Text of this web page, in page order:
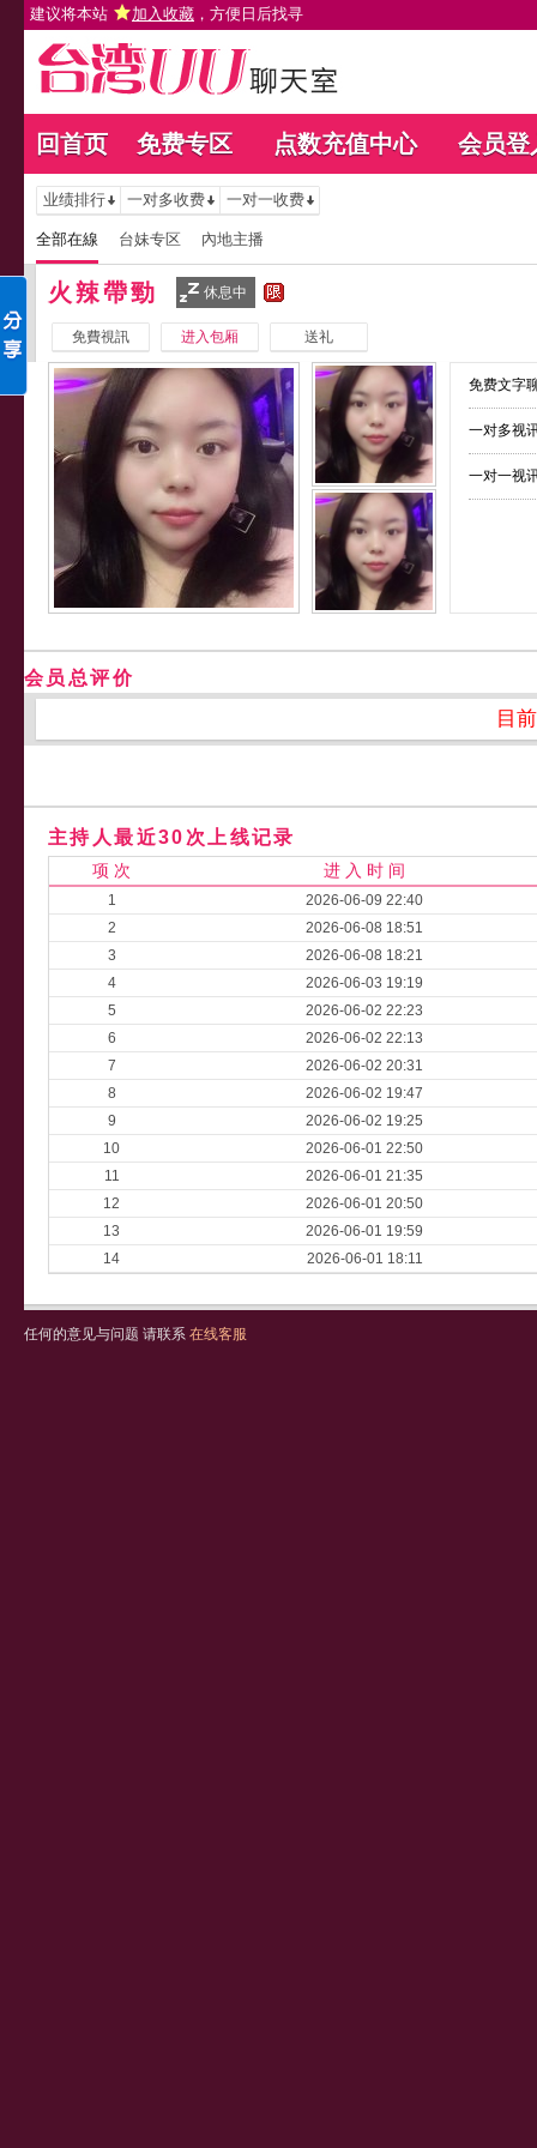
建议将本站 加入收藏 ，方便日后找寻
回首页 免费专区 点数充值中心 会员登
业绩排行 一对多收费 一对一收费
全部在線 台妹专区 內地主播
火辣帶勁 休息中
免費視訊 进入包厢 送礼
免费文字
一对多视
一对一视
会员总评价
目
主持人最近30次上线记录
项 次 进 入 时 间
1
2026-06-09 22:40
2
2026-06-08 18:51
3
2026-06-08 18:21
4
2026-06-03 19:19
5
2026-06-02 22:23
6
2026-06-02 22:13
7
2026-06-02 20:31
8
2026-06-02 19:47
9
2026-06-02 19:25
10
2026-06-01 22:50
11
2026-06-01 21:35
12
2026-06-01 20:50
13
2026-06-01 19:59
14
2026-06-01 18:11
任何的意见与问题 请联系 在线客服